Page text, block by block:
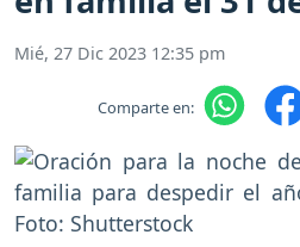
Mié, 27 Dic 2023 12:35 pm
Comparte en: